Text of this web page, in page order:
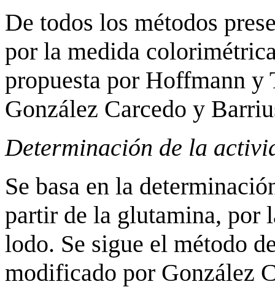
De todos los métodos
por la medida
propuesta por Hoffmann
González Carcedo y
Determinación de la
Se basa en la
partir de la glutamina, por
lodo. Se sigue el método
modificado por González